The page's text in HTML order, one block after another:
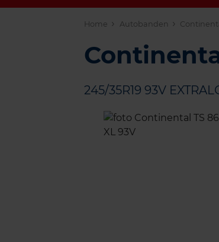
Home Autobanden
245/35R19 93V